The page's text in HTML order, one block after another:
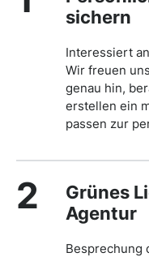
sichern
Interessiert
Wir freuen
genau hin,
erstellen ein
passen zur
2
Grünes
Agentur
Besprechung